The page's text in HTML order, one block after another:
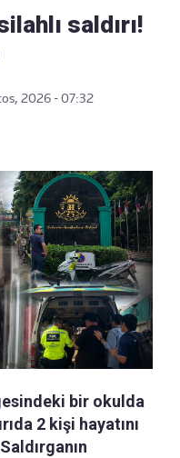
saldırı!
2026 - 07:32
bir okulda
2 kişi hayatını